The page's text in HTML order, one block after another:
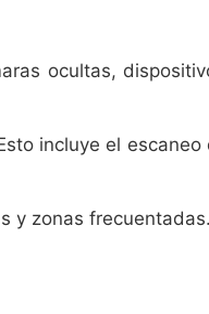
ocultas,
incluye el
y zonas frecuentadas.